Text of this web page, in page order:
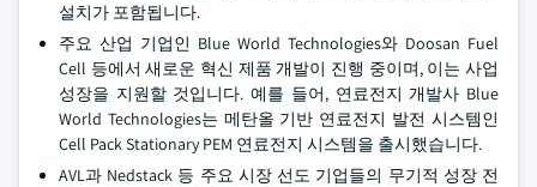
설치가 포함됩니다.
주요 산업 기업인 Blue World Technologies와 Doosan Fuel
Cell 등에서 새로운 혁신 제품 개발이 진행 중이며, 이는 사업
성장을 지원할 것입니다. 예를 들어, 연료전지 개발사 Blue
World Technologies는 메탄올 기반 연료전지 발전 시스템인
Cell Pack Stationary PEM 연료전지 시스템을 출시했습니다.
AVL과 Nedstack 등 주요 시장 선도 기업들의 무기적 성장 전